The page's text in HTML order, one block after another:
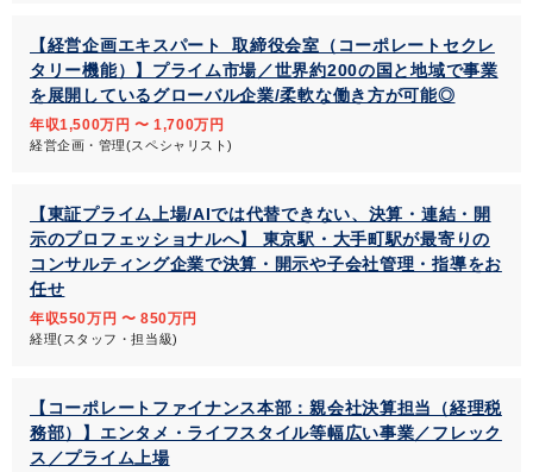
【経営企画エキスパート_取締役会室（コーポレートセクレ
タリー機能）】プライム市場／世界約200の国と地域で事業
を展開しているグローバル企業/柔軟な働き方が可能◎
年収1,500万円 〜 1,700万円
経営企画・管理(スペシャリスト)
【東証プライム上場/AIでは代替できない、決算・連結・開
示のプロフェッショナルへ】 東京駅・大手町駅が最寄りの
コンサルティング企業で決算・開示や子会社管理・指導をお
任せ
年収550万円 〜 850万円
経理(スタッフ・担当級)
【コーポレートファイナンス本部：親会社決算担当（経理税
務部）】エンタメ・ライフスタイル等幅広い事業／フレック
ス／プライム上場